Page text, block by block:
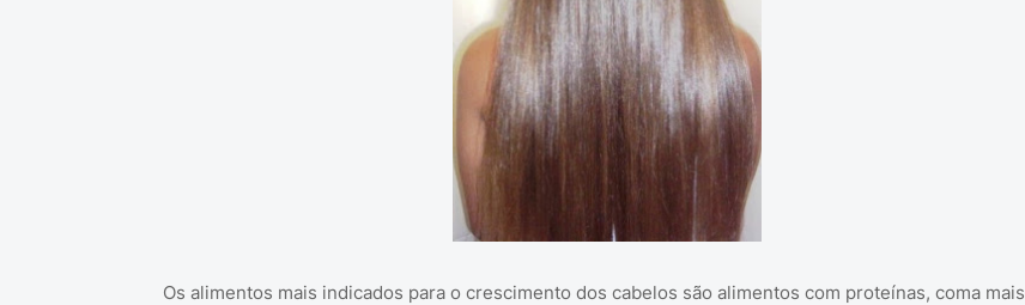
Os alimentos mais indicados para o crescimento dos cabelos são alimentos com proteínas, coma mais